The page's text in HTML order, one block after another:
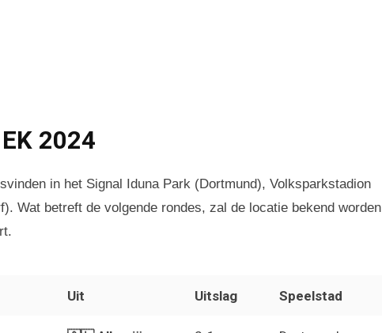
2024
in het Signal Iduna Park (Dortmund), Volksparkstadion
Wat betreft de volgende rondes, zal de locatie bekend worden
Uit Uitslag Speelstad